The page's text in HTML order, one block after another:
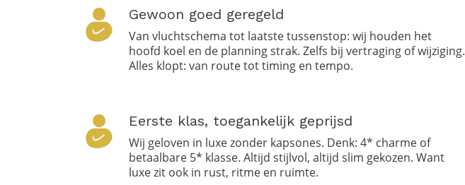
Gewoon goed geregeld
Van vluchtschema tot laatste tussenstop: wij houden het
hoofd koel en de planning strak. Zelfs bij vertraging of wijziging.
Alles klopt: van route tot timing en tempo.
Eerste klas, toegankelijk geprijsd
Wij geloven in luxe zonder kapsones. Denk: 4* charme of
betaalbare 5* klasse. Altijd stijlvol, altijd slim gekozen. Want
luxe zit ook in rust, ritme en ruimte.